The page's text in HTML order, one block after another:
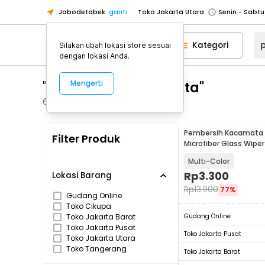
Jabodetabek ganti Toko Jakarta Utara
Toko Tangerang
Toko Cikupa
Pick n Go Jakarta Barat
Senin -
Pick n Go Bekasi
Toko Jakarta Barat
Senin -
Toko Tangerang
Kategori
"pembersih kacamata"
665
Filter Produk
Lokasi Barang
Gudang Online
Toko Cikupa
Toko Jakarta Barat
Toko Jakarta Pusat
Toko Jakarta Utara
Toko Tangerang
Pembersih Kacamata
Microfiber Glass
Multi-Color
Rp3.300
Rp13.900 77%
Gudang Online
Toko Jakarta Pusat
Toko Jakarta Barat
Silakan ubah lokasi store sesuai
dengan lokasi Anda.
Mengerti